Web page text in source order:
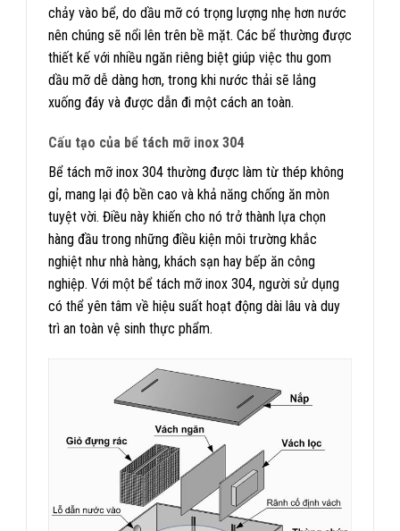
chảy vào bể, do dầu mỡ có trọng lượng nhẹ hơn nước
nên chúng sẽ nổi lên trên bề mặt. Các bể thường được
thiết kế với nhiều ngăn riêng biệt giúp việc thu gom
dầu mỡ dễ dàng hơn, trong khi nước thải sẽ lắng
xuống đáy và được dẫn đi một cách an toàn.
Cấu tạo của bể tách mỡ inox 304
Bể tách mỡ inox 304 thường được làm từ thép không
gỉ, mang lại độ bền cao và khả năng chống ăn mòn
tuyệt vời. Điều này khiến cho nó trở thành lựa chọn
hàng đầu trong những điều kiện môi trường khắc
nghiệt như nhà hàng, khách sạn hay bếp ăn công
nghiệp. Với một bể tách mỡ inox 304, người sử dụng
có thể yên tâm về hiệu suất hoạt động dài lâu và duy
trì an toàn vệ sinh thực phẩm.